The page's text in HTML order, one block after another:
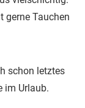
gerne Tauchen
schon letztes
im Urlaub.